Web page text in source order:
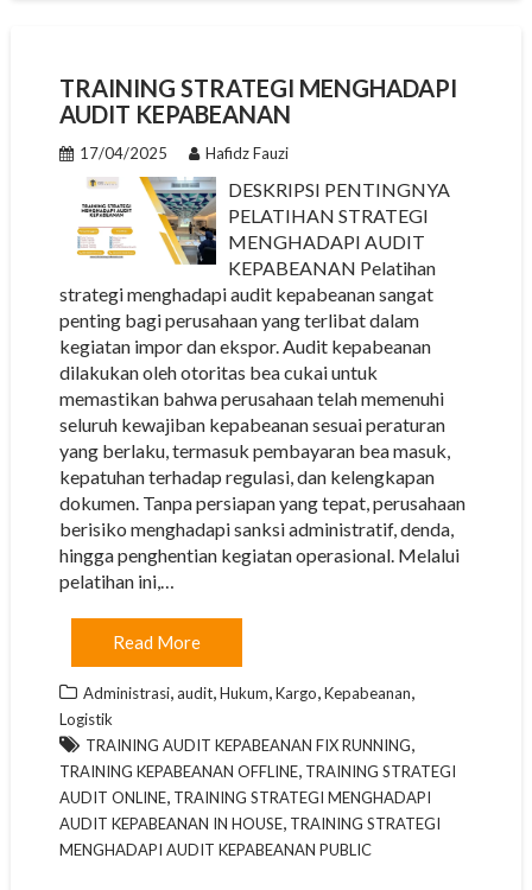
TRAINING STRATEGI MENGHADAPI
AUDIT KEPABEANAN
17/04/2025 Hafidz Fauzi
DESKRIPSI PENTINGNYA
PELATIHAN STRATEGI
MENGHADAPI AUDIT
KEPABEANAN Pelatihan
strategi menghadapi audit kepabeanan sangat
penting bagi perusahaan yang terlibat dalam
kegiatan impor dan ekspor. Audit kepabeanan
dilakukan oleh otoritas bea cukai untuk
memastikan bahwa perusahaan telah memenuhi
seluruh kewajiban kepabeanan sesuai peraturan
yang berlaku, termasuk pembayaran bea masuk,
kepatuhan terhadap regulasi, dan kelengkapan
dokumen. Tanpa persiapan yang tepat, perusahaan
berisiko menghadapi sanksi administratif, denda,
hingga penghentian kegiatan operasional. Melalui
pelatihan ini,…
Read More
Administrasi,audit,Hukum,Kargo,Kepabeanan,
Logistik
TRAINING AUDIT KEPABEANAN FIX RUNNING,
TRAINING KEPABEANAN OFFLINE, TRAINING STRATEGI
AUDIT ONLINE, TRAINING STRATEGI MENGHADAPI
AUDIT KEPABEANAN IN HOUSE, TRAINING STRATEGI
MENGHADAPI AUDIT KEPABEANAN PUBLIC